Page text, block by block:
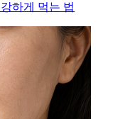
하게 먹는 법